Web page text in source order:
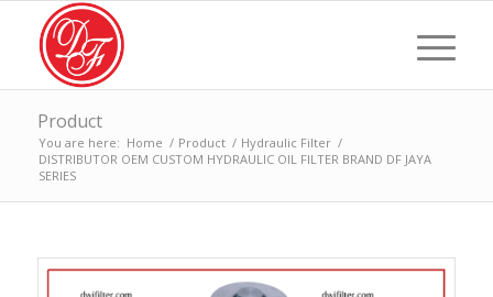
Product
You are here: Home / Product / Hydraulic Filter /
DISTRIBUTOR OEM CUSTOM HYDRAULIC OIL FILTER BRAND DF JAYA
SERIES